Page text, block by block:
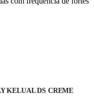
KELUAL DS CREME